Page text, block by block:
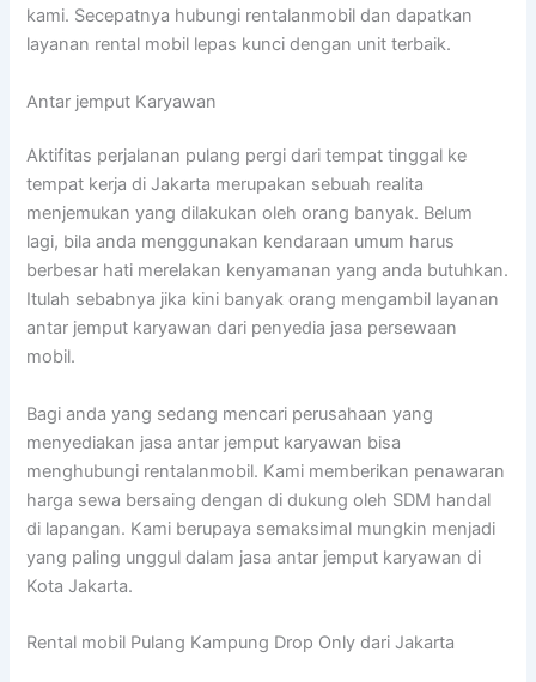
kami. Secepatnya hubungi rentalanmobil dan dapatkan
layanan rental mobil lepas kunci dengan unit terbaik.
Antar jemput Karyawan
Aktifitas perjalanan pulang pergi dari tempat tinggal ke
tempat kerja di Jakarta merupakan sebuah realita
menjemukan yang dilakukan oleh orang banyak. Belum
lagi, bila anda menggunakan kendaraan umum harus
berbesar hati merelakan kenyamanan yang anda butuhkan.
Itulah sebabnya jika kini banyak orang mengambil layanan
antar jemput karyawan dari penyedia jasa persewaan
mobil.
Bagi anda yang sedang mencari perusahaan yang
menyediakan jasa antar jemput karyawan bisa
menghubungi rentalanmobil. Kami memberikan penawaran
harga sewa bersaing dengan di dukung oleh SDM handal
di lapangan. Kami berupaya semaksimal mungkin menjadi
yang paling unggul dalam jasa antar jemput karyawan di
Kota Jakarta.
Rental mobil Pulang Kampung Drop Only dari Jakarta